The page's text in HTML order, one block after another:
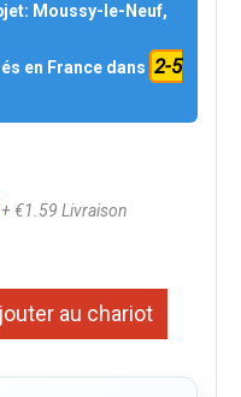
Moussy-le-Neuf,
en France dans 2-5
+ €1.59 Livraison
au chariot